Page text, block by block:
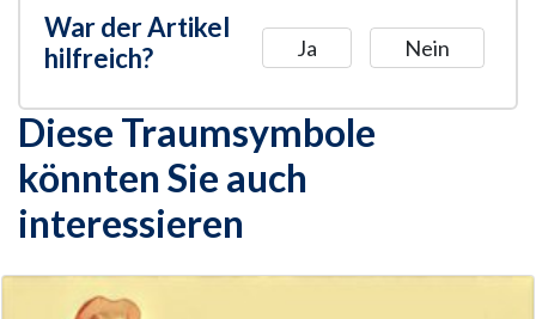
War der Artikel
hilfreich?
Ja Nein
Diese Traumsymbole
könnten Sie auch
interessieren